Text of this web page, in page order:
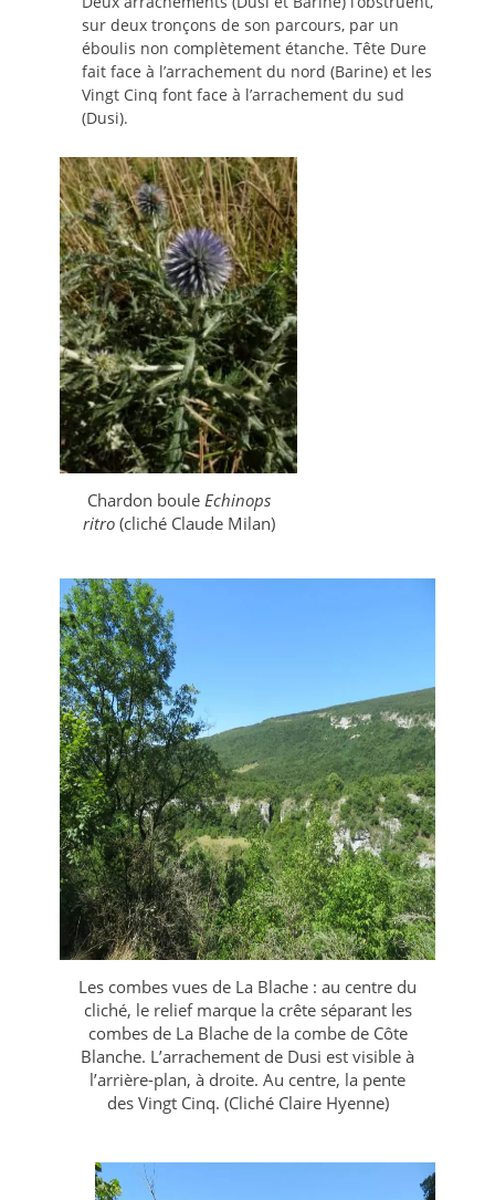
sur deux tronçons de son parcours, par un
éboulis non complètement étanche. Tête Dure
fait face à l’arrachement du nord (Barine) et les
Vingt Cinq font face à l’arrachement du sud
(Dusi).
Chardon boule Echinops
ritro (cliché Claude Milan)
Les combes vues de La Blache : au centre du
cliché, le relief marque la crête séparant les
combes de La Blache de la combe de Côte
Blanche. L’arrachement de Dusi est visible à
l’arrière-plan, à droite. Au centre, la pente
des Vingt Cinq. (Cliché Claire Hyenne)